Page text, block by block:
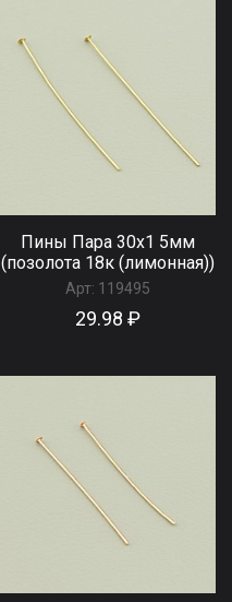
Пины Пара 30х1 5мм
(позолота 18к (лимонная))
Арт: 119495
29.98 ₽